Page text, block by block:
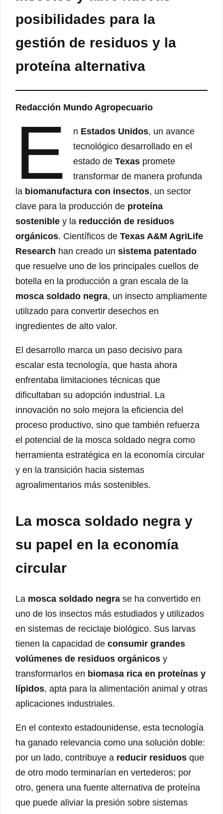
posibilidades para la
gestión de residuos y la
proteína alternativa
Redacción Mundo Agropecuario
E n Estados Unidos, un avance
tecnológico desarrollado en el
estado deTexas promete
transformar de manera profunda
la biomanufactura con insectos, un sector
clave para la producción de proteína
sostenible y la reducción de residuos
orgánicos. Científicos de Texas A&M AgriLife
Research han creado un sistema patentado
que resuelve uno de los principales cuellos de
botella en la producción a gran escala de la
mosca soldado negra, un insecto ampliamente
utilizado para convertir desechos en
ingredientes de alto valor.
El desarrollo marca un paso decisivo para
escalar esta tecnología, que hasta ahora
enfrentaba limitaciones técnicas que
dificultaban su adopción industrial. La
innovación no solo mejora la eficiencia del
proceso productivo, sino que también refuerza
el potencial de la mosca soldado negra como
herramienta estratégica en la economía circular
y en la transición hacia sistemas
agroalimentarios más sostenibles.
La mosca soldado negra y
su papel en la economía
circular
La mosca soldado negra se ha convertido en
uno de los insectos más estudiados y utilizados
en sistemas de reciclaje biológico. Sus larvas
tienen la capacidad de consumir grandes
volúmenes de residuos orgánicos y
transformarlos en biomasa rica en proteínas y
lípidos, apta para la alimentación animal y otras
aplicaciones industriales.
En el contexto estadounidense, esta tecnología
ha ganado relevancia como una solución doble:
por un lado, contribuye a reducir residuos que
de otro modo terminarían en vertederos; por
otro, genera una fuente alternativa de proteína
que puede aliviar la presión sobre sistemas